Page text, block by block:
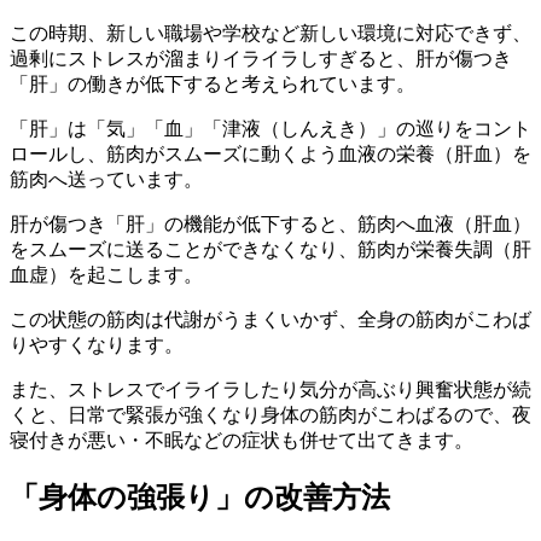
この時期、新しい職場や学校など新しい環境に対応できず、
過剰にストレスが溜まりイライラしすぎると、肝が傷つき
「肝」の働きが低下すると考えられています。
「肝」は「気」「血」「津液（しんえき）」の巡りをコント
ロールし、筋肉がスムーズに動くよう血液の栄養（肝血）を
筋肉へ送っています。
肝が傷つき「肝」の機能が低下すると、筋肉へ血液（肝血）
をスムーズに送ることができなくなり、筋肉が栄養失調（肝
血虚）を起こします。
この状態の筋肉は代謝がうまくいかず、全身の筋肉がこわば
りやすくなります。
また、ストレスでイライラしたり気分が高ぶり興奮状態が続
くと、日常で緊張が強くなり身体の筋肉がこわばるので、夜
寝付きが悪い・不眠などの症状も併せて出てきます。
「身体の強張り」の改善方法